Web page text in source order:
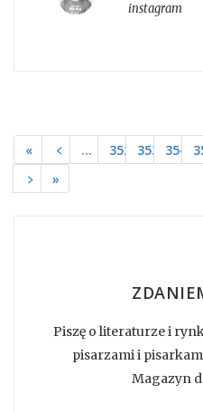
instagram
« ﹤ … 352 353 354
﹥
»
Piszę o literaturze i
pisarzami i
Magazyn